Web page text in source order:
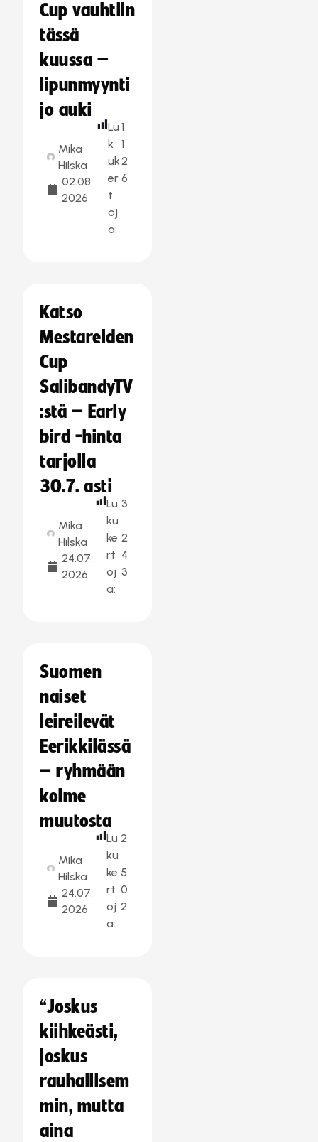
Cup vauhtiin
tässä
kuussa –
lipunmyynti
jo auki
Mika
Hilska
02.08.
2026
Lu
k
uk
er
t
oj
a:
1
1
2
6
Katso
Mestareiden
Cup
SalibandyTV
:stä – Early
bird -hinta
tarjolla
30.7. asti
Mika
Hilska
24.07.
2026
Lu
ku
ke
rt
oj
a:
3
2
4
3
Suomen
naiset
leireilevät
Eerikkilässä
– ryhmään
kolme
muutosta
Mika
Hilska
24.07.
2026
Lu
ku
ke
rt
oj
a:
2
5
0
2
“Joskus
kiihkeästi,
joskus
rauhallisem
min, mutta
aina